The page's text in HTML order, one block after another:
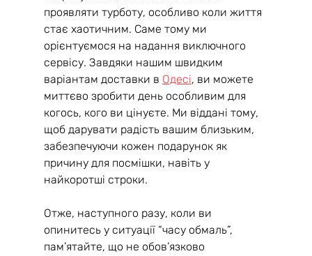
проявляти турботу, особливо коли життя
стає хаотичним. Саме тому ми
орієнтуємося на надання виключного
сервісу. Завдяки нашим швидким
варіантам доставки в Одесі, ви можете
миттєво зробити день особливим для
когось, кого ви цінуєте. Ми віддані тому,
щоб дарувати радість вашим близьким,
забезпечуючи кожен подарунок як
причину для посмішки, навіть у
найкоротші строки.
Отже, наступного разу, коли ви
опинитесь у ситуації “часу обмаль”,
пам’ятайте, що не обов’язково